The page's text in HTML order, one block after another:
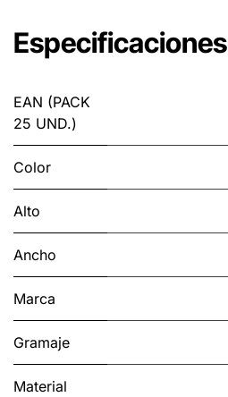
Especificaciones
EAN (PACK
25 UND.)
Color
Alto
Ancho
Marca
Gramaje
Material